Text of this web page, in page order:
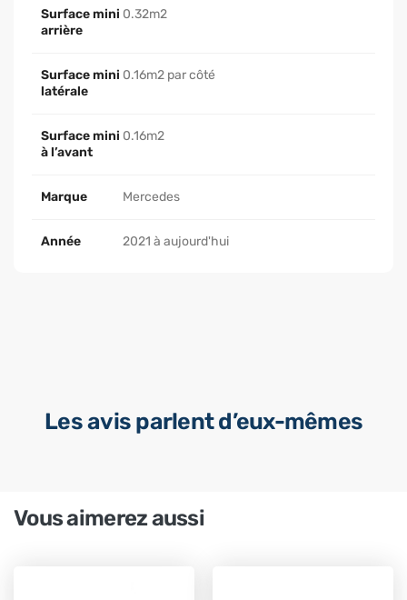
Surface mini
arrière
0.32m2
Surface mini
latérale
0.16m2 par côté
Surface mini
à l’avant
0.16m2
Marque Mercedes
Année 2021 à aujourd'hui
Les avis parlent d’eux-mêmes
Vous aimerez aussi